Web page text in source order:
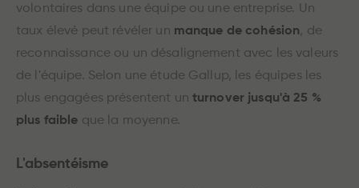
volontaires dans une équipe ou une entreprise. Un
taux élevé peut révéler un manque de cohésion, de
reconnaissance ou un désalignement avec les valeurs
de l'équipe. Selon une étude Gallup, les équipes les
plus engagées présentent un turnover jusqu'à 25 %
plus faible que la moyenne.
L'absentéisme